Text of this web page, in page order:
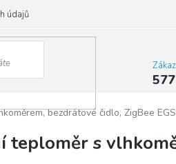
údajů
bezdrátové čidlo, ZigBee
teploměr s